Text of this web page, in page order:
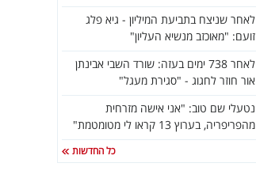
לאחר שניצח בתביעת המיליון - גיא פלג
זועם: "מאוכזב מנשיא העליון"
לאחר 738 ימים בעזה: שורד השבי אבינתן
אור חוזר לחגוג - "סגירת מעגל"
נטעלי שם טוב: "אני אישה מזרחית
מהפריפריה, בערוץ 13 קראו לי מטומטמת"
כל החדשות